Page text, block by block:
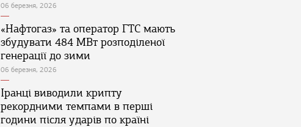
06 березня, 2026
«Нафтогаз» та оператор ГТС мають
збудувати 484 МВт розподіленої
генерації до зими
06 березня, 2026
Іранці виводили крипту
рекордними темпами в перші
години після ударів по країні